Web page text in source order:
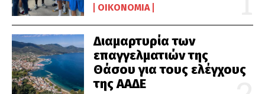
ΟΙΚΟΝΟΜΊΑ
Διαμαρτυρία των
επαγγελματιών της
Θάσου για τους ελέγχους
της ΑΑΔΕ